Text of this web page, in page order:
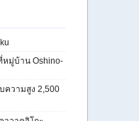
มู่บ้าน Oshino-
ความสูง 2,500